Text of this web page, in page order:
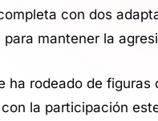
con dos
mantener la
ha rodeado de
la participación